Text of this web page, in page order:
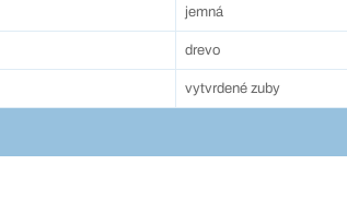
jemná
drevo
vytvrdené zuby